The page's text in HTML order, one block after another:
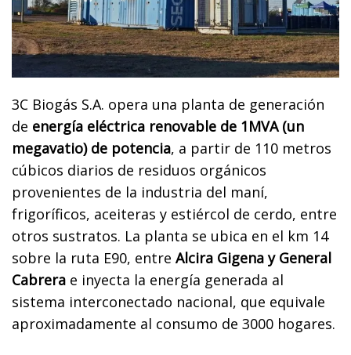
3C Biogás S.A. opera una planta de generación
de energía eléctrica renovable de 1MVA (un
megavatio) de potencia, a partir de 110 metros
cúbicos diarios de residuos orgánicos
provenientes de la industria del maní,
frigoríficos, aceiteras y estiércol de cerdo, entre
otros sustratos. La planta se ubica en el km 14
sobre la ruta E90, entre Alcira Gigena y General
Cabrera e inyecta la energía generada al
sistema interconectado nacional, que equivale
aproximadamente al consumo de 3000 hogares.